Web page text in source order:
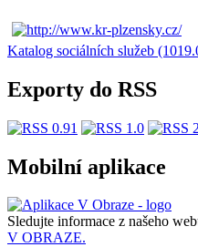
Katalog sociálních služeb
Exporty do RSS
Mobilní aplikace
Sledujte informace z našeho
V OBRAZE.